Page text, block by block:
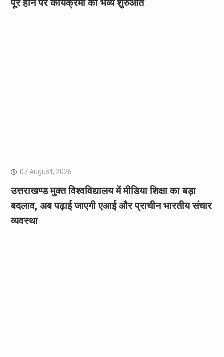
07 August, 2026
उत्तराखण्ड मुक्त विश्वविद्यालय में मीडिया शिक्षा का बड़ा
बदलाव, अब पढ़ाई जाएगी एआई और प्राचीन भारतीय संचार
व्यवस्था